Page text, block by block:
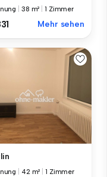
38 m² |1 Zimmer
Mehr sehen
42 m² |1 Zimmer